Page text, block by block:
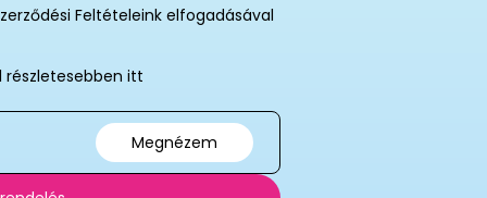
Feltételeink elfogadásával
részletesebben itt
Megnézem